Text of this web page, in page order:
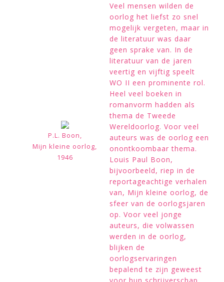
P.L. Boon,
Mijn kleine oorlog,
1946
Veel mensen wilden de
oorlog het liefst zo snel
mogelijk vergeten, maar in
de literatuur was daar
geen sprake van. In de
literatuur van de jaren
veertig en vijftig speelt
WO II een prominente rol.
Heel veel boeken in
romanvorm hadden als
thema de Tweede
Wereldoorlog. Voor veel
auteurs was de oorlog een
onontkoombaar thema.
Louis Paul Boon,
bijvoorbeeld, riep in de
reportageachtige verhalen
van, Mijn kleine oorlog, de
sfeer van de oorlogsjaren
op. Voor veel jonge
auteurs, die volwassen
werden in de oorlog,
blijken de
oorlogservaringen
bepalend te zijn geweest